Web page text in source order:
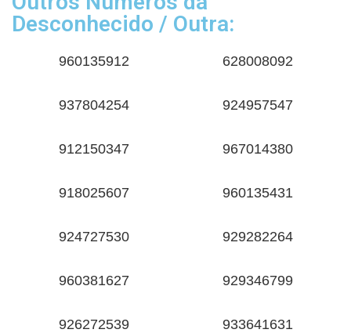
Desconhecido / Outra:
960135912 628008092
937804254 924957547
912150347 967014380
918025607 960135431
924727530 929282264
960381627 929346799
926272539 933641631